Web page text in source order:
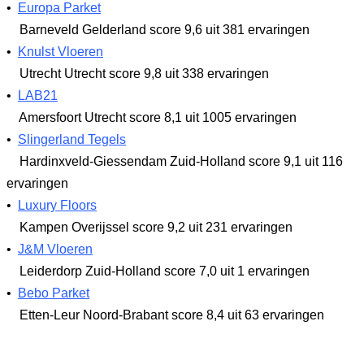
•
Europa Parket
Barneveld Gelderland score 9,6 uit 381 ervaringen
•
Knulst Vloeren
Utrecht Utrechtscore 9,8 uit 338 ervaringen
•
LAB21
Amersfoort Utrechtscore 8,1 uit 1005 ervaringen
• Slingerland Tegels
Hardinxveld-Giessendam Zuid-Holland score 9,1 uit 116
ervaringen
•
Luxury Floors
Kampen Overijssel score 9,2 uit 231 ervaringen
• J&M Vloeren
Leiderdorp Zuid-Holland score 7,0 uit 1 ervaringen
•
Bebo Parket
Etten-Leur Noord-Brabantscore 8,4 uit 63 ervaringen